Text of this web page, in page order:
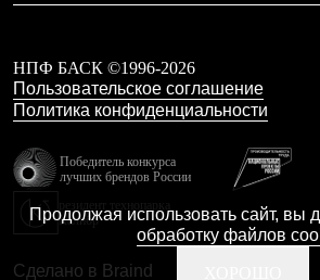
Сапоги
Ботинки
Мужская обувь
Кроссовки
Сапоги
Гамаши
Тапочки и чуни
НПФ БАСК ©1996-2026
Пользовательское соглашение
Политика конфиденциальности
Победитель конкурса
лучших брендов России
Калибр
Сделано в Braind
Продолжая использовать сайт, вы
обработку файлов